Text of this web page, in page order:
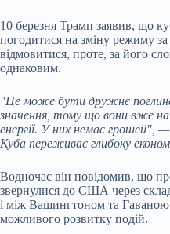
10 березня Трамп заявив, що
погодитися на зміну режиму
відмовитися, проте, за його
однаковим.
"Це може бути дружнє
значення, тому що вони вже
енергії. У них немає грошей",
Куба переживає глибоку
Водночас він повідомив, що
звернулися до США через
і між Вашингтоном та
можливого розвитку подій.